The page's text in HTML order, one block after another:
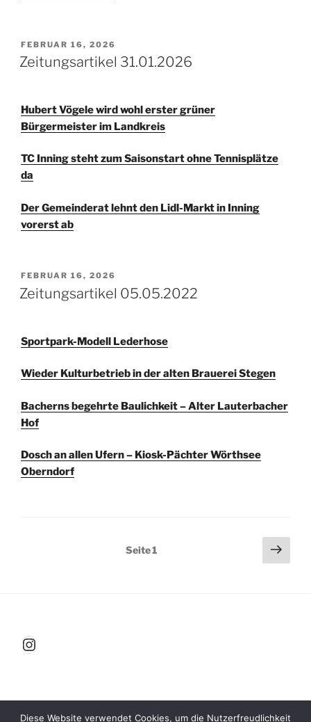
VERÖFFENTLICHT
AM
FEBRUAR 16, 2026
Zeitungsartikel 31.01.2026
Hubert Vögele wird wohl erster grüner
Bürgermeister im Landkreis
TC Inning steht zum Saisonstart ohne Tennisplätze
da
Der Gemeinderat lehnt den Lidl-Markt in Inning
vorerst ab
VERÖFFENTLICHT
AM
FEBRUAR 16, 2026
Zeitungsartikel 05.05.2022
Sportpark-Modell Lederhose
Wieder Kulturbetrieb in der alten Brauerei Stegen
Bacherns begehrte Baulichkeit – Alter Lauterbacher
Hof
Dosch an allen Ufern – Kiosk-Pächter Wörthsee
Oberndorf
Seitennummerierung
Seite1
BIZ-Inning
Diese Website verwendet Cookies, um die Nutzerfreudlichkeit